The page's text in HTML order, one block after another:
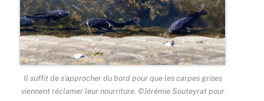
Il suffit de s’approcher du bord pour que les carpes grises
viennent réclamer leur nourriture. ©Jérémie Souteyrat pour